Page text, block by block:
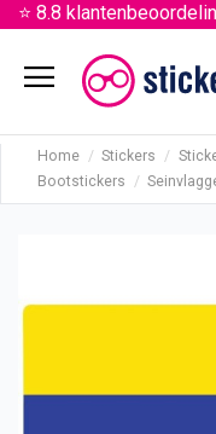
⭐ 8.8
menu
Home Stickers
Bootstickers